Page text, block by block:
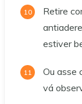
Retire
estiver
Ou asse
vá